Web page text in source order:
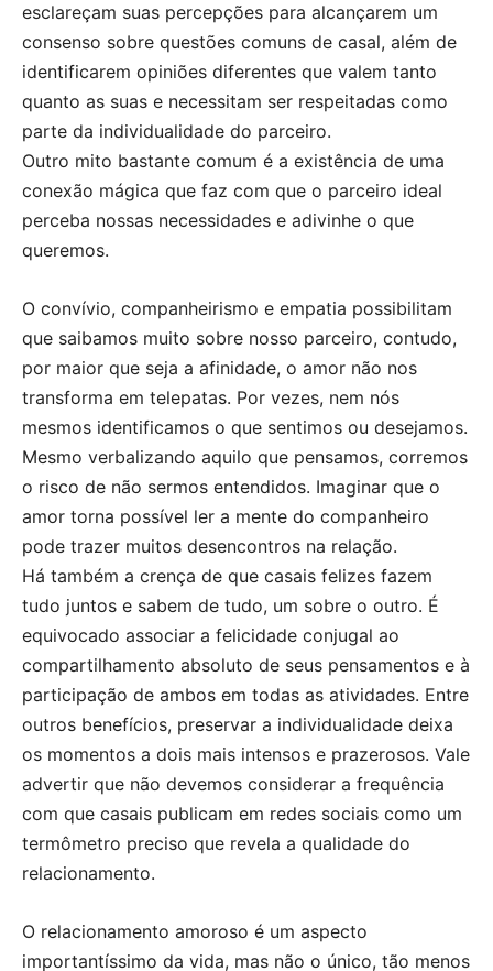
esclareçam suas percepções para alcançarem um
consenso sobre questões comuns de casal, além de
identificarem opiniões diferentes que valem tanto
quanto as suas e necessitam ser respeitadas como
parte da individualidade do parceiro.
Outro mito bastante comum é a existência de uma
conexão mágica que faz com que o parceiro ideal
perceba nossas necessidades e adivinhe o que
queremos.
O convívio, companheirismo e empatia possibilitam
que saibamos muito sobre nosso parceiro, contudo,
por maior que seja a afinidade, o amor não nos
transforma em telepatas. Por vezes, nem nós
mesmos identificamos o que sentimos ou desejamos.
Mesmo verbalizando aquilo que pensamos, corremos
o risco de não sermos entendidos. Imaginar que o
amor torna possível ler a mente do companheiro
pode trazer muitos desencontros na relação.
Há também a crença de que casais felizes fazem
tudo juntos e sabem de tudo, um sobre o outro. É
equivocado associar a felicidade conjugal ao
compartilhamento absoluto de seus pensamentos e à
participação de ambos em todas as atividades. Entre
outros benefícios, preservar a individualidade deixa
os momentos a dois mais intensos e prazerosos. Vale
advertir que não devemos considerar a frequência
com que casais publicam em redes sociais como um
termômetro preciso que revela a qualidade do
relacionamento.
O relacionamento amoroso é um aspecto
importantíssimo da vida, mas não o único, tão menos